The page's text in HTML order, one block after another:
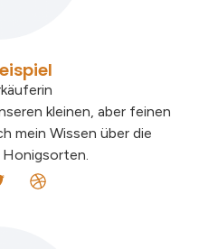
kleinen, aber feinen
mein Wissen über die